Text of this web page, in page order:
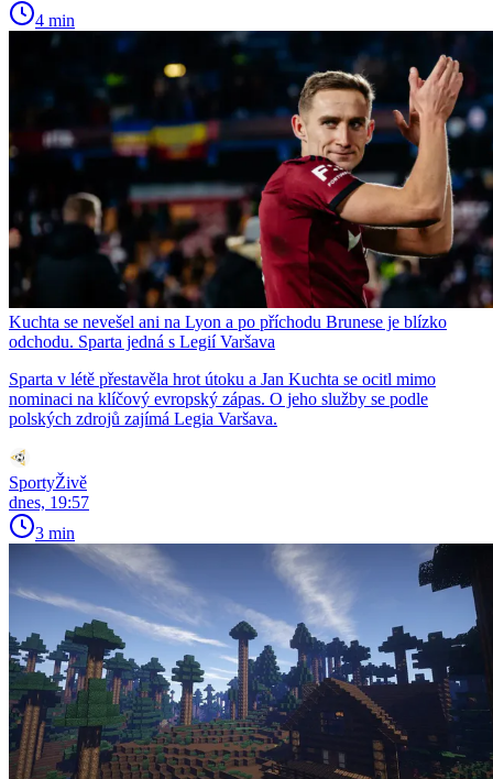
4 min
Kuchta se nevešel ani na Lyon a po příchodu Brunese je blízko
odchodu. Sparta jedná s Legií Varšava
Sparta v létě přestavěla hrot útoku a Jan Kuchta se ocitl mimo
nominaci na klíčový evropský zápas. O jeho služby se podle
polských zdrojů zajímá Legia Varšava.
SportyŽivě
dnes, 19:57
3 min